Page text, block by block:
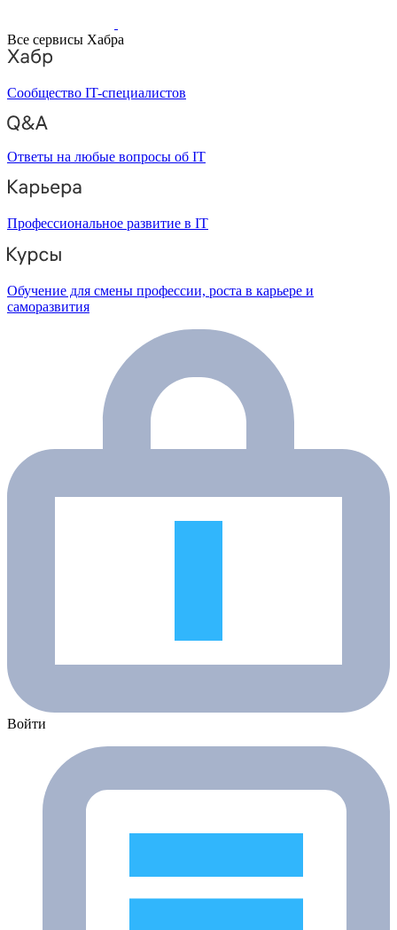
Все сервисы Хабра
Сообщество IT-специалистов
Ответы на любые вопросы об IT
Профессиональное развитие в IT
Обучение для смены профессии, роста в карьере и
саморазвития
Войти